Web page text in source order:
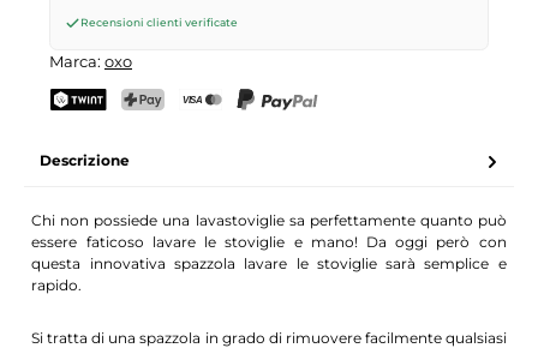
Invia richiesta
Recensioni clienti verificate
Marca: oxo
Descrizione
Chi non possiede una lavastoviglie sa perfettamente quanto può
essere faticoso lavare le stoviglie e mano! Da oggi però con
questa innovativa spazzola lavare le stoviglie sarà semplice e
rapido.
Si tratta di una spazzola in grado di rimuovere facilmente qualsiasi